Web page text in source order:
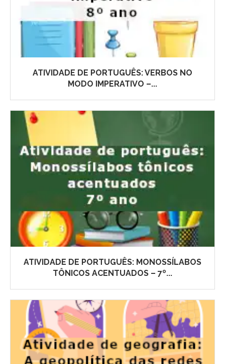
ATIVIDADE DE PORTUGUÊS: VERBOS NO
MODO IMPERATIVO –...
ATIVIDADE DE PORTUGUÊS: MONOSSÍLABOS
TÔNICOS ACENTUADOS – 7º...